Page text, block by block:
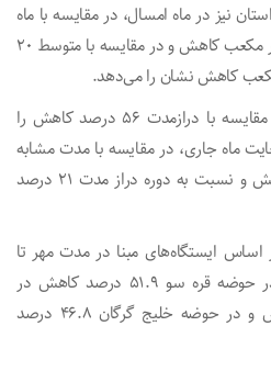
نیز در ماه امسال، در مقایسه با ماه
تیر سال گذشته ۳۸.۱۸ میلیون متر مکعب کاهش و در مقایسه با متوسط ۲۰
او افزود: میزان بارش تیر ماه در مقایسه با درازمدت ۵۶ درصد کاهش را
ماه جاری، در مقایسه با مدت مشابه
سال گذشته ۱۷ و نیم درصد کاهش و نسبت به دوره دراز مدت ۲۱ درصد
ایستگاه‌های مبنا در مدت مهر تا
کنون، نسبت به دوره شاخص در حوضه قره سو ۵۱.۹ درصد کاهش در
حوضه گرگانرود ۷۲ درصد کاهش و در حوضه خلیج گرگان ۴۶.۸ درصد